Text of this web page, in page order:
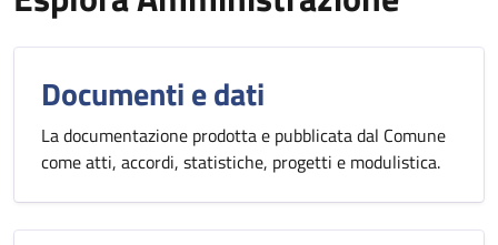
Documenti e dati
La documentazione prodotta e pubblicata dal Comune
come atti, accordi, statistiche, progetti e modulistica.